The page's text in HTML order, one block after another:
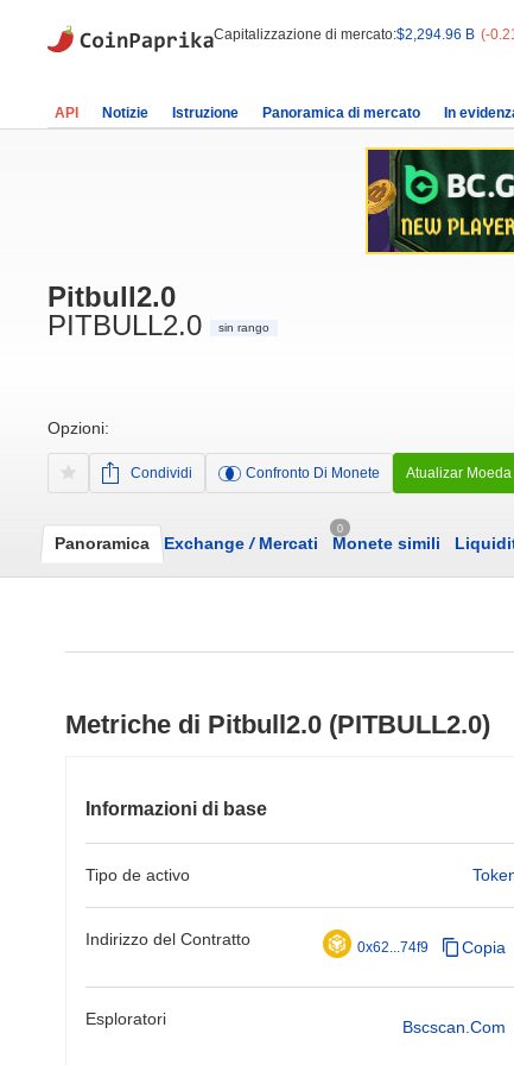
Capitalizzazione di mercato:$2,294.96 B (-
API Notizie Istruzione Panoramica di mercato In
Pitbull2.0
PITBULL2.0
sin rango
Opzioni:
Condividi Confronto Di Monete Atualizar Moeda
Panoramica Exchange /Mercati
0
Monete simili
Metriche di Pitbull2.0 (PITBULL2.0)
Informazioni di base
Tipo de activo
Indirizzo del Contratto 0x62...74f9 Copia
Esploratori Bscscan.com